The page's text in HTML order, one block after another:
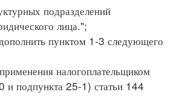
подразделений
лица.";
пунктом 1-3 следующего
налогоплательщиком
и подпункта 25-1) статьи 144